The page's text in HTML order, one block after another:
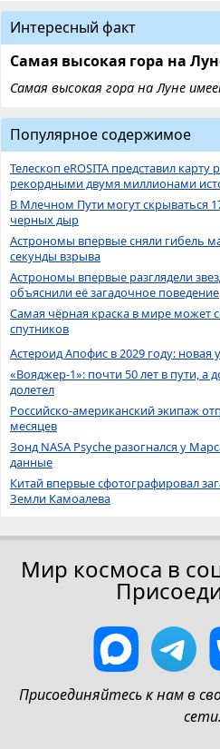
Интересный факт
Самая высокая гора на
Самая высокая гора на Луне
Популярное содержимое
Телескоп eROSITA представил карту
рекордными двумя миллионами
В Млечном Пути могут скрываться
черных дыр
Астрономы впервые сняли гибель
секунды взрыва
Астрономы впервые разглядели
объяснили её загадочное поведение
Самая чёрная краска в мире может
спутников
Астероид Апофис в 2029 году: новая
«Вояджер-1»: почти 50 лет в пути, а
долетел
Российско-американский экипаж
месяцев
Зонд NASA Psyche разогнался у
данные
Китай впервые сфотографировал
Земли Камоалева
Мир космоса в
Присоединяйтесь к нам в
сети.